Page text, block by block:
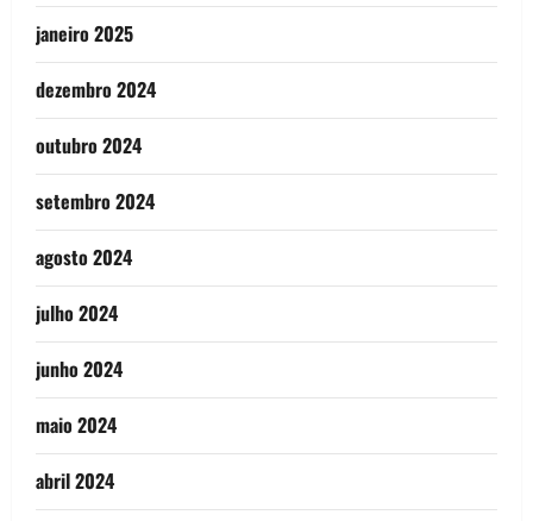
janeiro 2025
dezembro 2024
outubro 2024
setembro 2024
agosto 2024
julho 2024
junho 2024
maio 2024
abril 2024